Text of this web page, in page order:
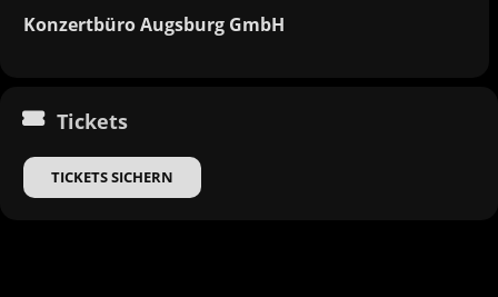
Konzertbüro Augsburg GmbH
Tickets
TICKETS SICHERN